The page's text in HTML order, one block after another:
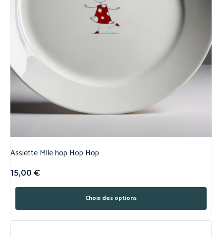
Assiette Mlle hop Hop Hop
15,00 €
Choix des options